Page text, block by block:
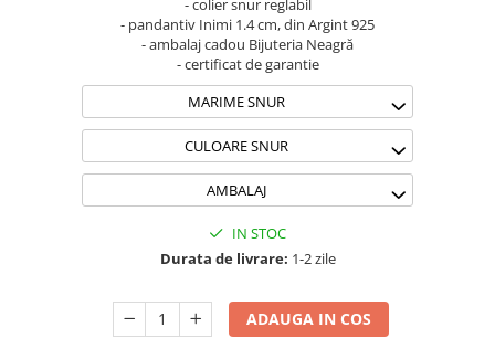
Coliere Transparente Diverse
Lănțișoare cu Inimioare
Lănțișoare cu Cruce
Lănțișoare cu Soare
Lănțișoare cu Semilună
Lănțișoare cu Animale
Lănțișoare cu Molecule
Lănțișoare cu Pietre Naturale
- colier snur reglabil
- pandantiv Inimi 1.4 cm, din Argint 925
- ambalaj cadou Bijuteria Neagră
- certificat de garantie
MARIME SNUR
CULOARE SNUR
AMBALAJ
IN STOC
Durata de livrare: 1-2 zile
ADAUGA IN COS